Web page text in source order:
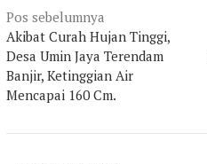
Navigasi
pos
Pos sebelumnya
Akibat Curah Hujan Tinggi,
Desa Umin Jaya Terendam
Banjir, Ketinggian Air
Mencapai 160 Cm.